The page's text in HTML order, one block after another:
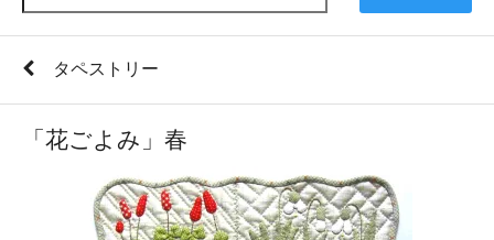
タペストリー
「花ごよみ」春